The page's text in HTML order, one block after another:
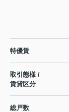
特優賃
取引態様 /
賃貸区分
総戸数